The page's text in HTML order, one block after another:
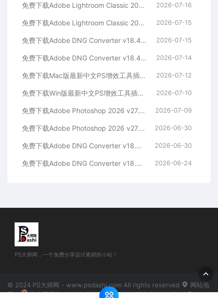
免费下载Adobe Lightroom Classic 2026 v15.4.1 for Mac多国语言版中文LrC软件激活安装包摄影后期照片图片编辑工具 2026-07-16
免费下载Adobe Lightroom Classic 2026 v15.4.1 for win多国语言版中文LrC软件激活安装包摄影后期照片图片编辑工具 2026-07-15
免费下载Adobe DNG Converter v18.4.1 for Mac多国语言中文版安装包图片RAW相机照片格式转换器Lrc数字负片PS插件软件工具 2026-07-15
免费下载Adobe DNG Converter v18.4.1 for Win多国语言中文版安装包图片RAW相机照片格式转换器Lrc数字负片PS插件软件工具 2026-07-14
免费下载Mac版最新中文PS增效工具插件Adobe Camera Raw 2026 ACR v18.4.1 摄影后期一键安装包预设Lrc照片文件文档格式打开处理编辑 2026-07-12
免费下载Win版最新中文PS增效工具插件Adobe Camera Raw 2026 ACR v18.4.1 摄影后期一键安装包预设Lrc照片文件文档格式打开处理编辑 2026-07-10
免费下载Adobe Photoshop 2026 v27.8.0.13 for MAC多国语言版正式中文最新PS软件激活一键安装包Ai智能修图设计师平面设计工具 2026-07-09
免费下载Adobe Photoshop 2026 v27.8.0.13 for win多国语言版正式中文最新PS软件激活一键安装包Ai智能修图设计师平面设计工具 2026-06-30
免费下载Adobe DNG Converter v18.4.0 for Mac多国语言中文版安装包图片RAW相机照片格式转换器Lrc数字负片PS插件软件工具 2026-06-30
免费下载Adobe DNG Converter v18.4.0 for Win多国语言中文版安装包图片RAW相机照片格式转换器Lrc数字负片PS插件软件工具 2026-06-24
PS大师网，一个免费分享设计素材的小站！
© 2024 PS大师网 - www.psdashi.com All rights reserved
网站地
图
豫公网安备41110002000302号 豫ICP备2024047263号-1